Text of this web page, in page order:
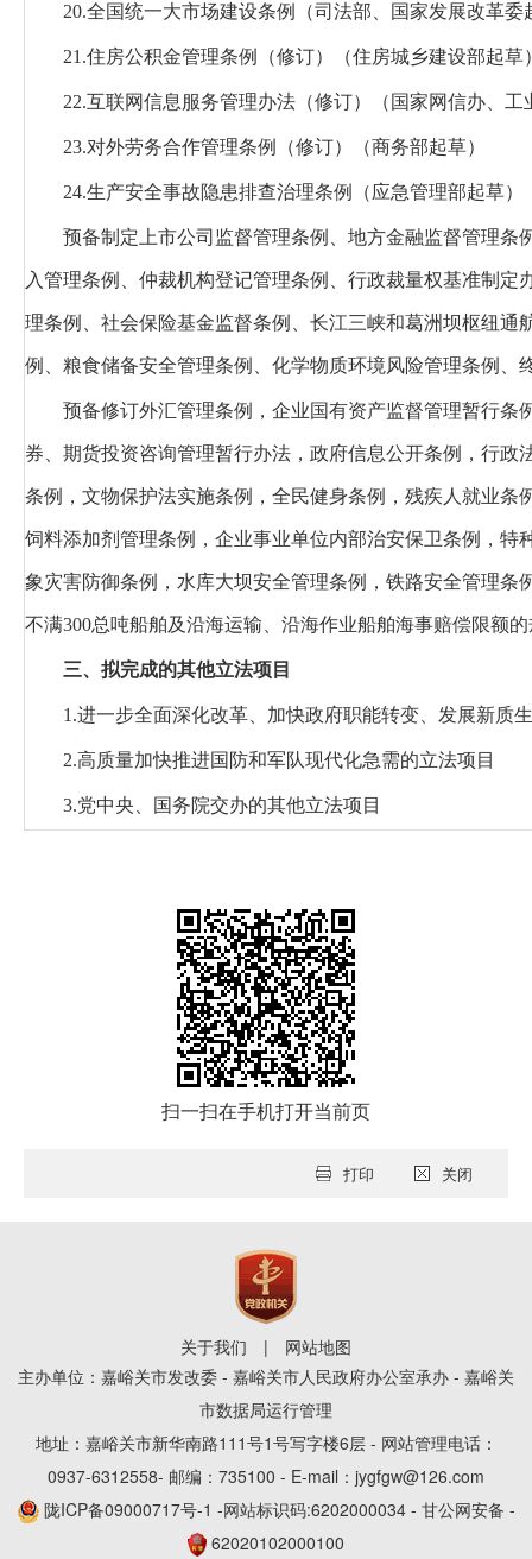
20.全国统一大市场建设条例 （司法部、国家发展改革委
21.住房公积金管理条例（修订） （住房城乡建设部起草
22.互联网信息服务管理办法（修订） （国家网信办、
23.对外劳务合作管理条例（修订） （商务部起草）
24.生产安全事故隐患排查治理条例 （应急管理部起草）
预备制定上市公司监督管理条例、地方金融监督管理
入管理条例、仲裁机构登记管理条例、行政裁量权基准制
理条例、社会保险基金监督条例、长江三峡和葛洲坝枢纽
例、粮食储备安全管理条例、化学物质环境风险管理条例
预备修订外汇管理条例，企业国有资产监督管理暂行
券、期货投资咨询管理暂行办法，政府信息公开条例，行
条例，文物保护法实施条例，全民健身条例，残疾人就业
饲料添加剂管理条例，企业事业单位内部治安保卫条例，
象灾害防御条例，水库大坝安全管理条例，铁路安全管理
不满300总吨船舶及沿海运输、沿海作业船舶海事赔偿限额
三、拟完成的其他立法项目
1.进一步全面深化改革、加快政府职能转变、发展新质
2.高质量加快推进国防和军队现代化急需的立法项目
3.党中央、国务院交办的其他立法项目
扫一扫在手机打开当前页
打印 关闭
关于我们 |
网站地图
主办单位：嘉峪关市发改委 - 嘉峪关市人民政府办公室承办 - 嘉峪关
市数据局运行管理
地址：嘉峪关市新华南路111号1号写字楼6层 - 网站管理电话：
0937-6312558- 邮编：735100 - E-mail：jygfgw@126.com
陇ICP备09000717号-1 -网站标识码:6202000034 - 甘公网安备 -
62020102000100